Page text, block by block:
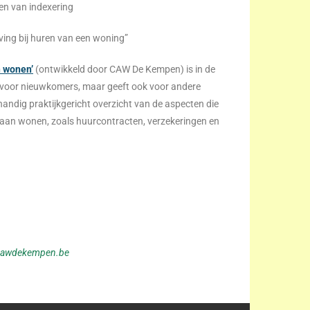
van indexering
bij huren van een woning”
(ontwikkeld door CAW De Kempen) is in de
nieuwkomers, maar geeft ook voor andere
praktijkgericht overzicht van de aspecten die
wonen, zoals huurcontracten, verzekeringen en